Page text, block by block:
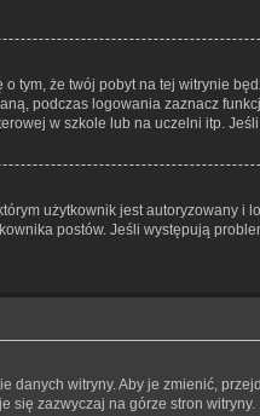
tym, że twój pobyt na tej witrynie
podczas logowania zaznacz
w szkole lub na uczelni itp.
użytkownik jest autoryzowany i
postów. Jeśli występują
witryny. Aby je zmienić,
się zazwyczaj na górze stron witryny.